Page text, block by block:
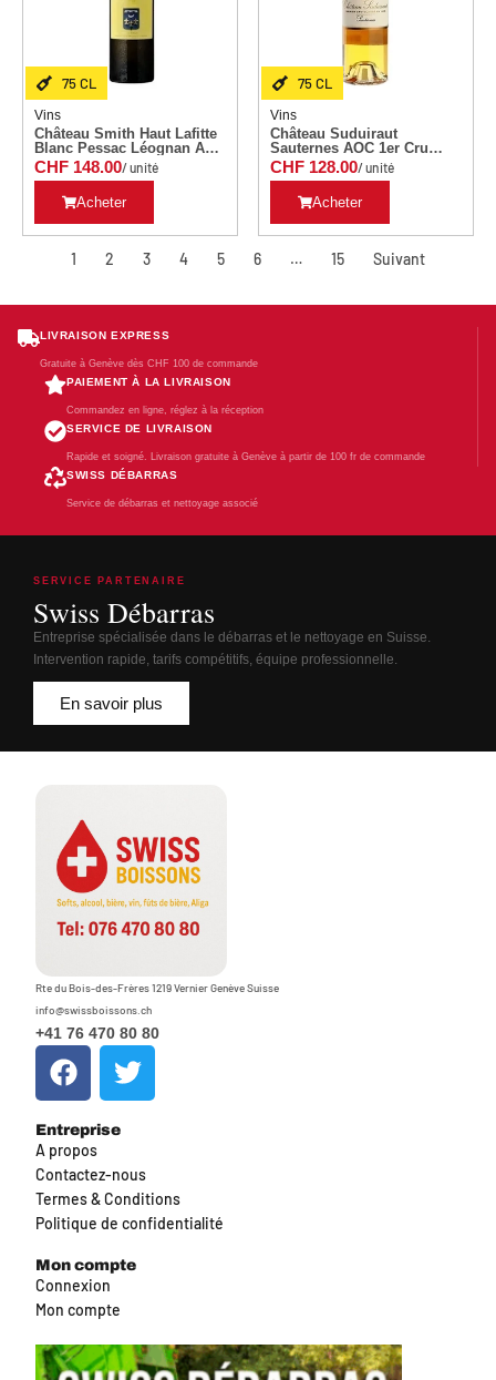
75 CL
Vins
Château Smith Haut Lafitte
Blanc Pessac Léognan AC
75 CL Millésime 2009
CHF 148.00/ unité
Acheter
75 CL
Vins
Château Suduiraut
Sauternes AOC 1er Cru
Classé 75 CL Millésime
2007
CHF 128.00/ unité
Acheter
1 2 3 4 5 6 … 15 Suivant
LIVRAISON EXPRESS
Gratuite à Genève dès CHF 100 de commande
PAIEMENT À LA LIVRAISON
Commandez en ligne, réglez à la réception
SERVICE DE LIVRAISON
Rapide et soigné. Livraison gratuite à Genève à partir de 100 fr de commande
SWISS DÉBARRAS
Service de débarras et nettoyage associé
SERVICE PARTENAIRE
Swiss Débarras
Entreprise spécialisée dans le débarras et le nettoyage en Suisse.
Intervention rapide, tarifs compétitifs, équipe professionnelle.
En savoir plus
Rte du Bois-des-Frères 1219 Vernier Genève Suisse
info@swissboissons.ch
+41 76 470 80 80
Entreprise
A propos
Contactez-nous
Termes & Conditions
Politique de confidentialité
Mon compte
Connexion
Mon compte